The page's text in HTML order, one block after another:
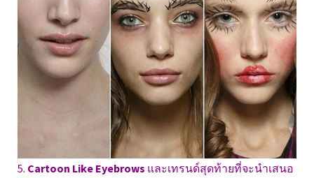
5. Cartoon Like Eyebrows และเทรนด์สุดท้ายที่จะนำเสนอ